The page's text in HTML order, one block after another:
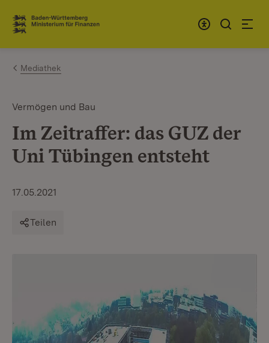
Zum Inhalt springen
Link zur Startseite
Mediathek
Vermögen und Bau
Im Zeitraffer: das GUZ der
Uni Tübingen entsteht
17.05.2021
Teilen